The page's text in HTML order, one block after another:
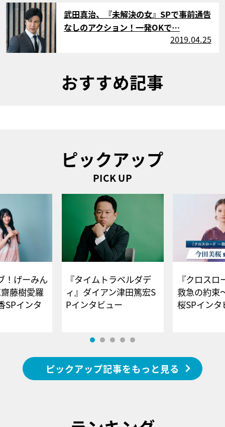
サムネイル
武田真治、『未解決の女』SPで事前通告
なしのアクション！一発OKで…
2019.04.25
おすすめ記事
ピックアップ
PICK UP
！げーみん
藤樹愛羅
SPインタ
『タイムトラベルダデ
ィ』ダイアン津田篤宏S
Pインタビュー
『クロス
救急の約束
桜SPイ
ピックアップ記事をもっと見る